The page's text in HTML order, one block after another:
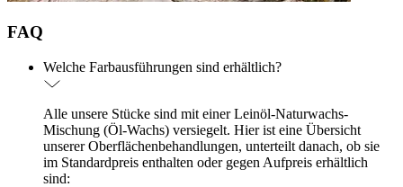
FAQ
Welche Farbausführungen sind erhältlich?
Alle unsere Stücke sind mit einer Leinöl-Naturwachs-
Mischung (Öl-Wachs) versiegelt. Hier ist eine Übersicht
unserer Oberflächenbehandlungen, unterteilt danach, ob sie
im Standardpreis enthalten oder gegen Aufpreis erhältlich
sind: